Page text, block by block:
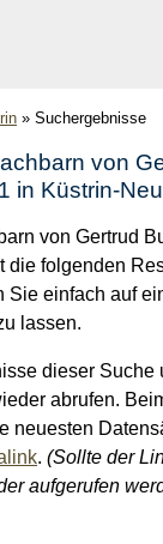
» Suchergebnisse
von
in Küstrin-
von Gertrud
die folgenden
Sie einfach auf
lassen.
dieser Suche
abrufen.
neuesten
. (Sollte der
aufgerufen